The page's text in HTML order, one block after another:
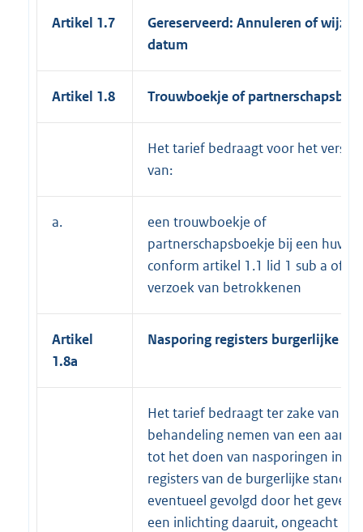
Artikel 1.7
Gereserveerd: Annuleren of
datum
Artikel 1.8 Trouwboekje of
Het tarief bedraagt voor het
van:
a.
een trouwboekje of
partnerschapsboekje bij een
conform artikel 1.1 lid 1 sub a of op
verzoek van betrokkenen
Artikel
1.8a
Nasporing registers burgerlijke
Het tarief bedraagt ter zake van
behandeling nemen van een
tot het doen van nasporingen in de
registers van de burgerlijke stand,
eventueel gevolgd door het geven
een inlichting daaruit, ongeacht het